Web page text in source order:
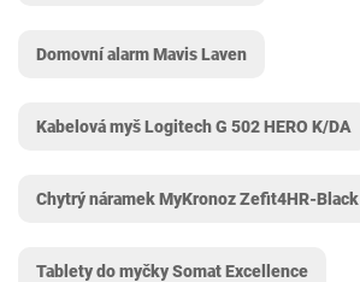
Domovní alarm Mavis Laven
Kabelová myš Logitech G 502 HERO K/DA
Chytrý náramek MyKronoz Zefit4HR-Black
Tablety do myčky Somat Excellence